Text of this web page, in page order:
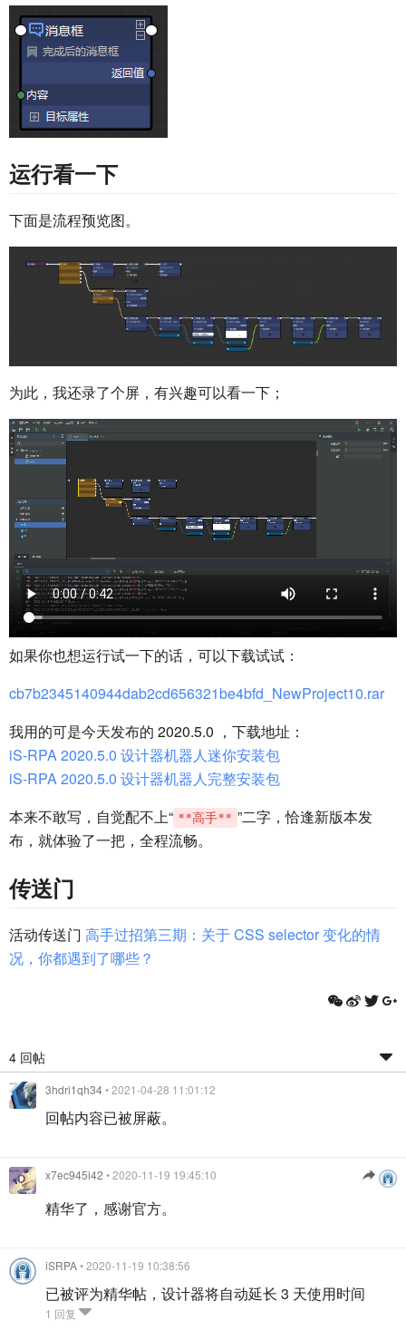
运行看一下
下面是流程预览图。
为此，我还录了个屏，有兴趣可以看一下；
如果你也想运行试一下的话，可以下载试试：
cb7b2345140944dab2cd656321be4bfd_NewProject10.rar
我用的可是今天发布的 2020.5.0 ，下载地址：
iS-RPA 2020.5.0 设计器机器人迷你安装包
iS-RPA 2020.5.0 设计器机器人完整安装包
本来不敢写，自觉配不上“ **高手** ”二字，恰逢新版本发
布，就体验了一把，全程流畅。
传送门
活动传送门 高手过招第三期：关于 CSS selector 变化的情
况，你都遇到了哪些？
4 回帖
3hdri1qh34• 2021-04-28 11:01:12
回帖内容已被屏蔽。
x7ec945i42 • 2020-11-19 19:45:10
精华了，感谢官方。
iSRPA• 2020-11-19 10:38:56
已被评为精华帖，设计器将自动延长 3 天使用时间
1 回复